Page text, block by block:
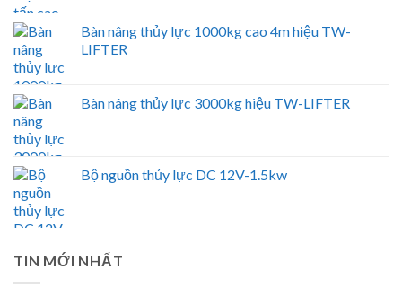
Bàn nâng thủy lực 1000kg cao 4m hiệu TW-
LIFTER
Bàn nâng thủy lực 3000kg hiệu TW-LIFTER
Bộ nguồn thủy lực DC 12V-1.5kw
TIN MỚI NHẤT